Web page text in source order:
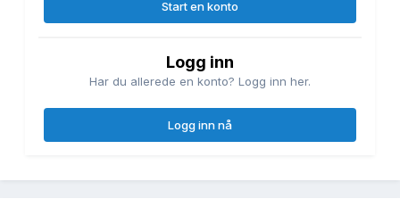
Start en konto
Logg inn
Har du allerede en konto? Logg inn her.
Logg inn nå